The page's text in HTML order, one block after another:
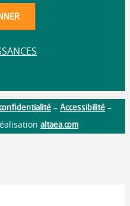
– Accessibilité –
altaea.com